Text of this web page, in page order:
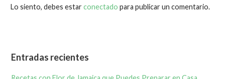
Lo siento, debes estarconectado para publicar un comentario.
Entradas recientes